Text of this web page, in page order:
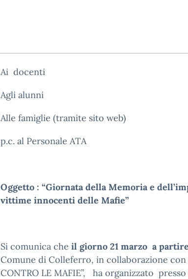
Ai docenti
Agli alunni
Alle famiglie (tramite sito web)
p.c. al Personale ATA
Oggetto : “Giornata della Memoria e
vittime innocenti delle Mafie”
Si comunica che il giorno 21 marzo a
Comune di Colleferro, in collaborazione con
CONTRO LE MAFIE”, ha organizzato